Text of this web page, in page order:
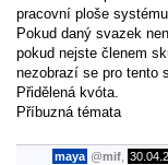
pracovní ploše systému
Pokud daný svazek
pokud nejste členem
nezobrazí se pro tento
Přidělená kvóta.
Příbuzná témata
maya @mif